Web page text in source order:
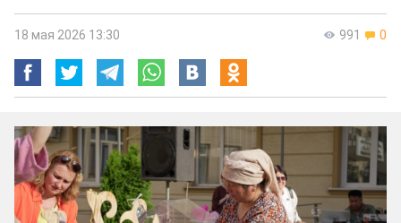
991 0
18 мая 2026 13:30